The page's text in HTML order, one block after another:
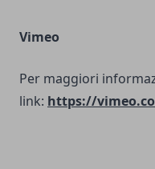
Vimeo
Per maggiori
link: https://